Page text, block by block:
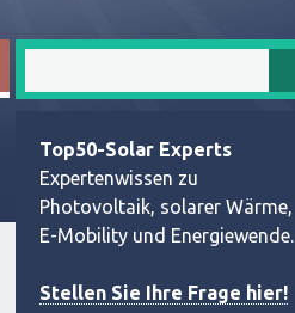
Top50-Solar Experts
Expertenwissen zu
Photovoltaik, solarer Wärme,
E-Mobility und Energiewende.
Stellen Sie Ihre Frage hier!